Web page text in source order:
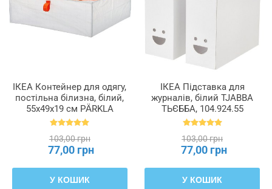
ІКЕА Контейнер для одягу,
постільна білизна, білий,
55x49x19 см PÄRKLA
ПЕРКЛА, 503.953.82
103,00 грн
77,00 грн
У КОШИК
ІКЕА Підставка для
журналів, білий TJABBA
ТЬЄББА, 104.924.55
103,00 грн
77,00 грн
У КОШИК